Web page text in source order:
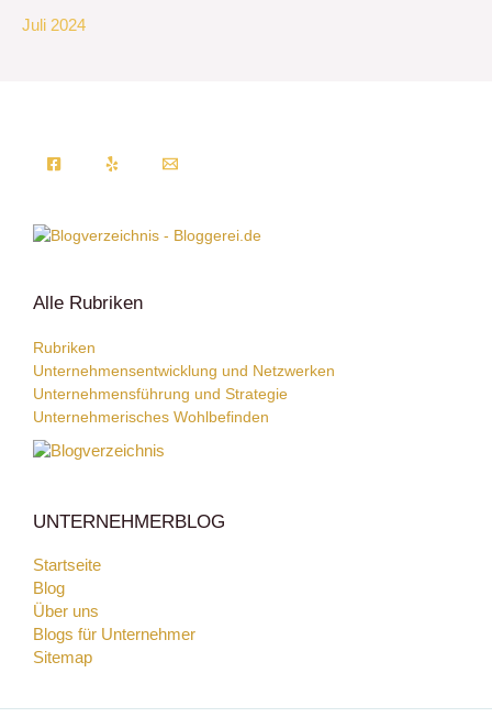
Juli 2024
Alle Rubriken
Rubriken
Unternehmensentwicklung und Netzwerken
Unternehmensführung und Strategie
Unternehmerisches Wohlbefinden
UNTERNEHMERBLOG
Startseite
Blog
Über uns
Blogs für Unternehmer
Sitemap